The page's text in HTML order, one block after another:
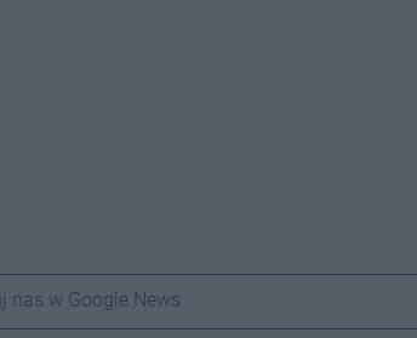
nas w Google News